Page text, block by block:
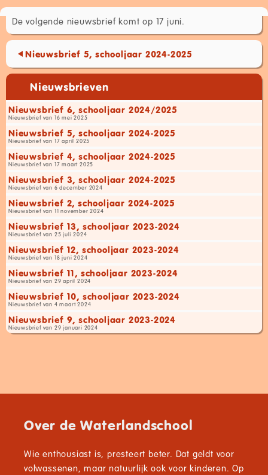
De volgende nieuwsbrief komt op 17 juni.
Nieuwsbrief 5, schooljaar 2024-2025
Nieuwsbrieven
Nieuwsbrief 6, schooljaar 2024/2025
Nieuwsbrief van 16 mei 2025
Nieuwsbrief 5, schooljaar 2024-2025
Nieuwsbrief van 17 april 2025
Nieuwsbrief 4, schooljaar 2024-2025
Nieuwsbrief van 17 maart 2025
Nieuwsbrief 3, schooljaar 2024-2025
Nieuwsbrief van 6 december 2024
Nieuwsbrief 2, schooljaar 2024-2025
Nieuwsbrief van 11 november 2024
Nieuwsbrief 13, schooljaar 2023-2024
Nieuwsbrief van 25 juli 2024
Nieuwsbrief 12, schooljaar 2023-2024
Nieuwsbrief van 18 juni 2024
Nieuwsbrief 11, schooljaar 2023-2024
Nieuwsbrief van 29 april 2024
Nieuwsbrief 10, schooljaar 2023-2024
Nieuwsbrief van 4 maart 2024
Nieuwsbrief 9, schooljaar 2023-2024
Nieuwsbrief van 29 januari 2024
Over de Waterlandschool
Wie enthousiast is, presteert beter. Dat geldt voor
volwassenen, maar natuurlijk ook voor kinderen. Op